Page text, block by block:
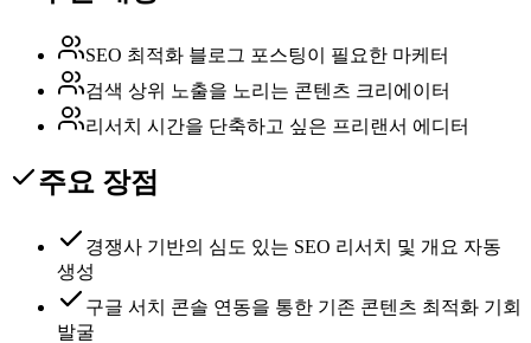
SEO 최적화 블로그 포스팅이 필요한 마케터
검색 상위 노출을 노리는 콘텐츠 크리에이터
리서치 시간을 단축하고 싶은 프리랜서 에디터
주요 장점
경쟁사 기반의 심도 있는 SEO 리서치 및 개요 자동
생성
구글 서치 콘솔 연동을 통한 기존 콘텐츠 최적화 기회
발굴